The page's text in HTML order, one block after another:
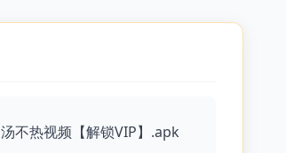
汤不热视频【解锁VIP】.apk